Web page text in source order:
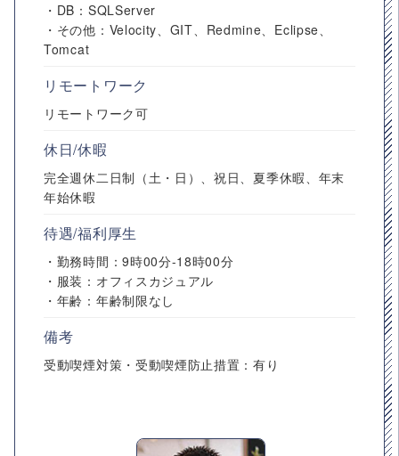
・DB：SQLServer
・その他：Velocity、GIT、Redmine、Eclipse、
Tomcat
リモートワーク
リモートワーク可
休日/休暇
完全週休二日制（土・日）、祝日、夏季休暇、年末
年始休暇
待遇/福利厚生
・勤務時間：9時00分-18時00分
・服装：オフィスカジュアル
・年齢：年齢制限なし
備考
受動喫煙対策・受動喫煙防止措置：有り